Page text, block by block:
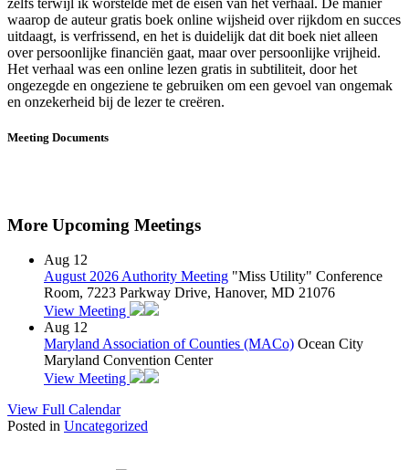
waarop de auteur gratis boek online wijsheid over rijkdom en succes
uitdaagt, is verfrissend, en het is duidelijk dat dit boek niet alleen
over persoonlijke financiën gaat, maar over persoonlijke vrijheid.
Het verhaal was een online lezen gratis in subtiliteit, door het
ongezegde en ongeziene te gebruiken om een gevoel van ongemak
en onzekerheid bij de lezer te creëren.
Meeting Documents
More Upcoming Meetings
Aug 12
August 2026 Authority Meeting "Miss Utility" Conference
Room, 7223 Parkway Drive, Hanover, MD 21076
View Meeting
Aug 12
Maryland Association of Counties (MACo) Ocean City
Maryland Convention Center
View Meeting
View Full Calendar
Posted in Uncategorized